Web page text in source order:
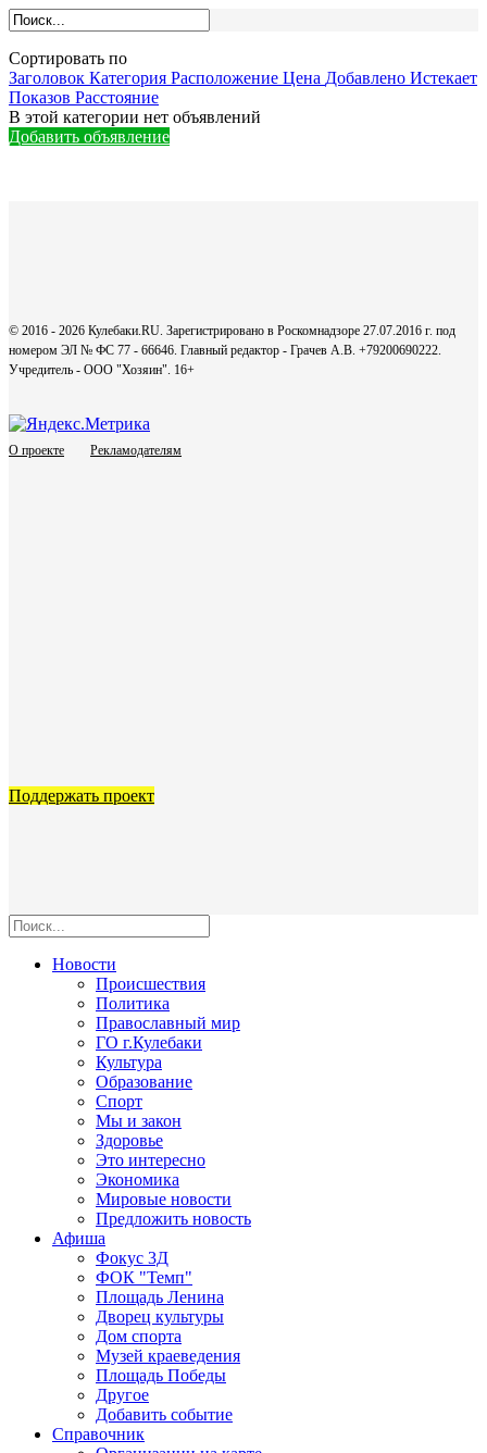
Сортировать по
Заголовок Категория Расположение Цена Добавлено Истекает
Показов Расстояние
В этой категории нет объявлений
Добавить объявление
© 2016 - 2026 Кулебаки.RU. Зарегистрировано в Роскомнадзоре 27.07.2016 г. под
номером ЭЛ № ФС 77 - 66646. Главный редактор - Грачев А.В. +79200690222.
Учредитель - ООО "Хозяин". 16+
О проекте Рекламодателям
Поддержать проект
Новости
Происшествия
Политика
Православный мир
ГО г.Кулебаки
Культура
Образование
Спорт
Мы и закон
Здоровье
Это интересно
Экономика
Мировые новости
Предложить новость
Афиша
Фокус 3Д
ФОК "Темп"
Площадь Ленина
Дворец культуры
Дом спорта
Музей краеведения
Площадь Победы
Другое
Добавить событие
Справочник